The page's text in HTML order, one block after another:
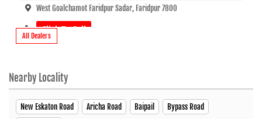
West Goalchamot Faridpur Sadar, Faridpur 7800
Click To Call
SHOWROOM
All Dealers
Nearby Locality
New Eskaton Road Aricha Road Baipail
Bypass Road